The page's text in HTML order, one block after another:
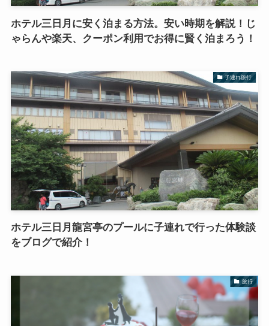
ホテル三日月に安く泊まる方法。安い時期を解説！じ
ゃらんや楽天、クーポン利用でお得に賢く泊まろう！
子連れ旅行
ホテル三日月龍宮亭のプールに子連れで行った体験談
をブログで紹介！
旅行